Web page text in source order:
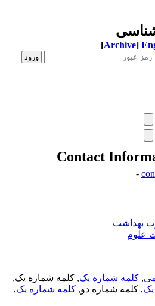
[Archive]
Contact
بهداشت
, کلمه شماره یک, کلمه شماره یک,
, کلمه شماره دو,کلمه شماره یک,